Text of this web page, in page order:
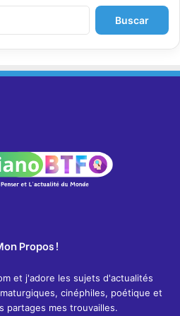
a
Propos !
et j'adore les sujets d'actualités
cinéphiles, poétique et
partages mes trouvailles.